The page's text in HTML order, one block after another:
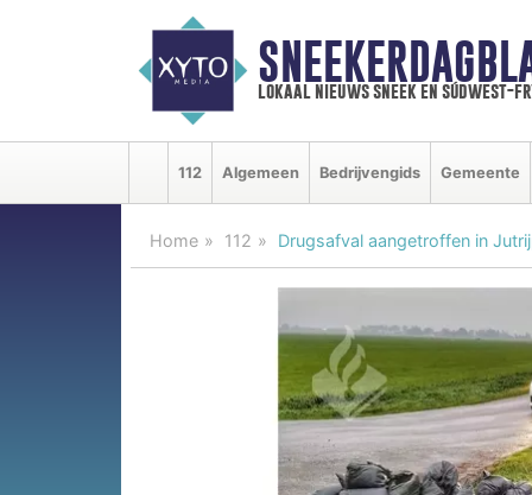
lokaal nieuws sneek en súdwest-
112 Algemeen Bedrijvengids Gemeente
Home 112 Drugsafval aangetroffen in